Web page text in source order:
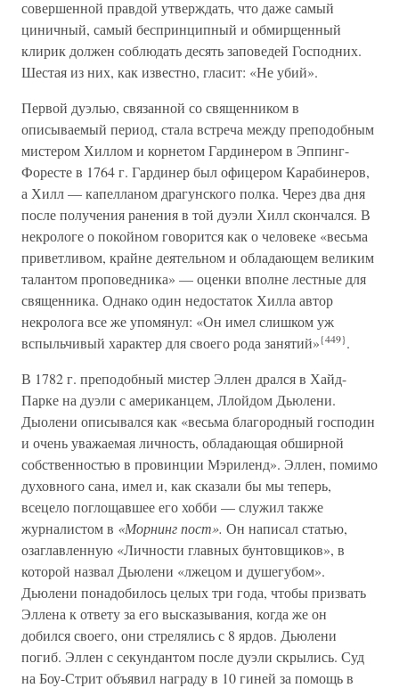
совершенной правдой утверждать, что даже самый
циничный, самый беспринципный и обмирщенный
клирик должен соблюдать десять заповедей Господних.
Шестая из них, как известно, гласит: «Не убий».
Первой дуэлью, связанной со священником в
описываемый период, стала встреча между преподобным
мистером Хиллом и корнетом Гардинером в Эппинг-
Форесте в 1764 г. Гардинер был офицером Карабинеров,
а Хилл — капелланом драгунского полка. Через два дня
после получения ранения в той дуэли Хилл скончался. В
некрологе о покойном говорится как о человеке «весьма
приветливом, крайне деятельном и обладающем великим
талантом проповедника» — оценки вполне лестные для
священника. Однако один недостаток Хилла автор
некролога все же упомянул: «Он имел слишком уж
вспыльчивый характер для своего рода занятий»{449}.
В 1782 г. преподобный мистер Эллен дрался в Хайд-
Парке на дуэли с американцем, Ллойдом Дьюлени.
Дыолени описывался как «весьма благородный господин
и очень уважаемая личность, обладающая обширной
собственностью в провинции Мэриленд». Эллен, помимо
духовного сана, имел и, как сказали бы мы теперь,
всецело поглощавшее его хобби — служил также
журналистом в «Морнинг пост». Он написал статью,
озаглавленную «Личности главных бунтовщиков», в
которой назвал Дьюлени «лжецом и душегубом».
Дьюлени понадобилось целых три года, чтобы призвать
Эллена к ответу за его высказывания, когда же он
добился своего, они стрелялись с 8 ярдов. Дьюлени
погиб. Эллен с секундантом после дуэли скрылись. Суд
на Боу-Стрит объявил награду в 10 гиней за помощь в